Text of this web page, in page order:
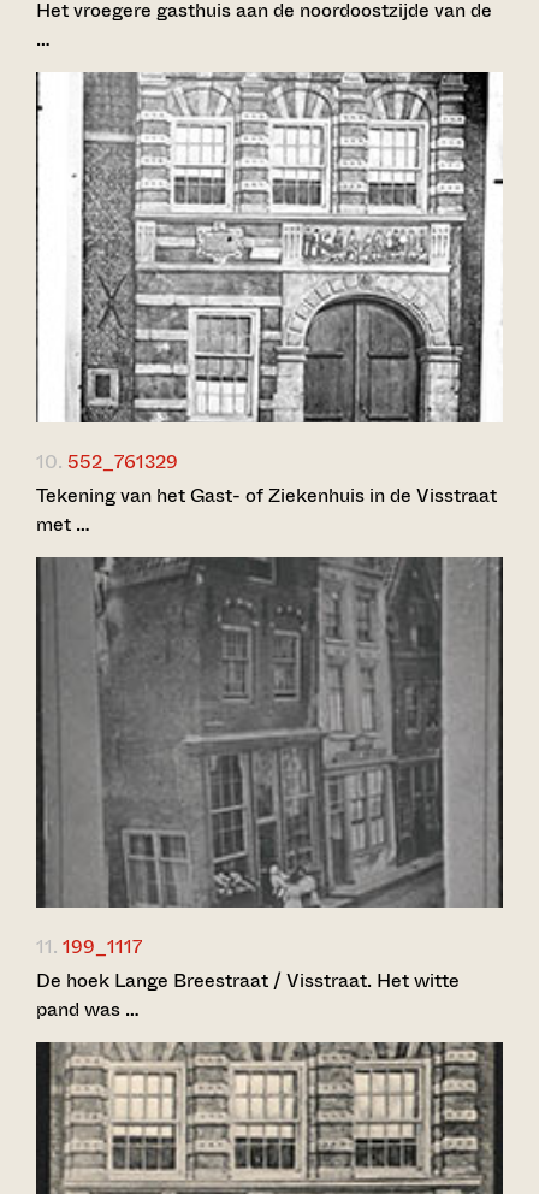
Het vroegere gasthuis aan de noordoostzijde van de
…
10. 552_761329
Tekening van het Gast- of Ziekenhuis in de Visstraat
met …
11. 199_1117
De hoek Lange Breestraat / Visstraat. Het witte
pand was …